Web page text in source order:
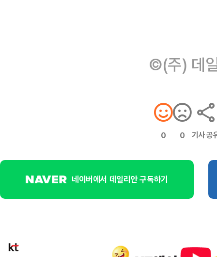
©(주) 데
0 0 기사 공
네이버에서 데일리안 구독하기